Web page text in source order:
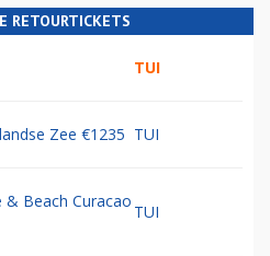
RETOURTICKETS
TUI
Zee €1235 TUI
& Beach Curacao
TUI